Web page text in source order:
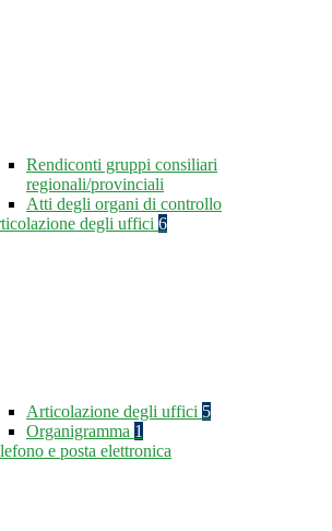
Rendiconti gruppi consiliari
regionali/provinciali
Atti degli organi di controllo
degli uffici 6
Articolazione degli uffici 5
Organigramma 1
e posta elettronica